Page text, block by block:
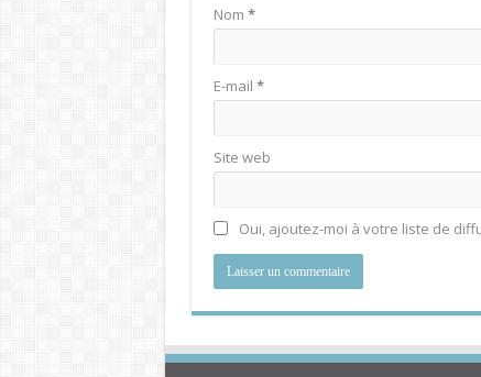
Nom *
E-mail *
Site web
Oui, ajoutez-moi à votre liste de